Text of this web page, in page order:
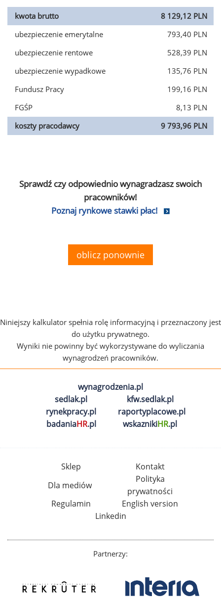
kwota brutto
8 129,12 PLN
ubezpieczenie emerytalne
793,40 PLN
ubezpieczenie rentowe
528,39 PLN
ubezpieczenie wypadkowe
135,76 PLN
Fundusz Pracy
199,16 PLN
FGŚP
8,13 PLN
koszty pracodawcy
9 793,96 PLN
Sprawdź czy odpowiednio wynagradzasz swoich
pracowników!
Poznaj rynkowe stawki płac!
oblicz ponownie
Niniejszy kalkulator spełnia rolę informacyjną i przeznaczony jest
do użytku prywatnego.
Wyniki nie powinny być wykorzystywane do wyliczania
wynagrodzeń pracowników.
wynagrodzenia.pl
sedlak.pl
kfw.sedlak.pl
rynekpracy.pl
raportyplacowe.pl
badaniaHR.pl wskaznikiHR.pl
Sklep
Kontakt
Dla mediów
Polityka
prywatności
Regulamin
English version
Linkedin
Partnerzy: